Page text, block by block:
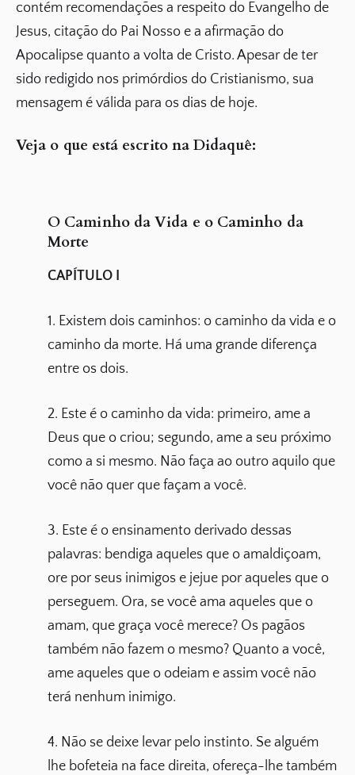
contém recomendações a respeito do Evangelho de
Jesus, citação do Pai Nosso e a afirmação do
Apocalipse quanto a volta de Cristo. Apesar de ter
sido redigido nos primórdios do Cristianismo, sua
mensagem é válida para os dias de hoje.
Veja o que está escrito na Didaquê:
O Caminho da Vida e o Caminho da
Morte
CAPÍTULO I
1. Existem dois caminhos: o caminho da vida e o
caminho da morte. Há uma grande diferença
entre os dois.
2. Este é o caminho da vida: primeiro, ame a
Deus que o criou; segundo, ame a seu próximo
como a si mesmo. Não faça ao outro aquilo que
você não quer que façam a você.
3. Este é o ensinamento derivado dessas
palavras: bendiga aqueles que o amaldiçoam,
ore por seus inimigos e jejue por aqueles que o
perseguem. Ora, se você ama aqueles que o
amam, que graça você merece? Os pagãos
também não fazem o mesmo? Quanto a você,
ame aqueles que o odeiam e assim você não
terá nenhum inimigo.
4. Não se deixe levar pelo instinto. Se alguém
lhe bofeteia na face direita, ofereça-lhe também